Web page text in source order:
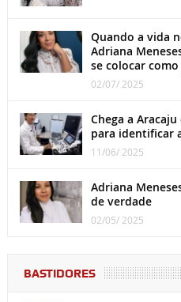
Quando a vida
Adriana
se colocar
02/07/ 2025
Chega a
para identificar
11/06/ 2025
Adriana
de verdade
02/05/ 2025
BASTIDORES